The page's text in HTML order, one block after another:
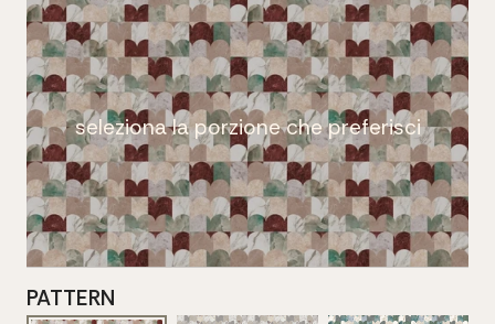
PATTERN
seleziona la porzione che preferisci